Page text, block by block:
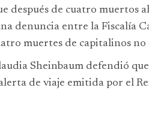
después de cuatro muertos
denuncia entre la Fiscalía
muertes de capitalinos no
Sheinbaum defendió
de viaje emitida por el